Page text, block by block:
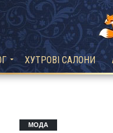
ХУТРОВІ САЛОНИ
МОДА